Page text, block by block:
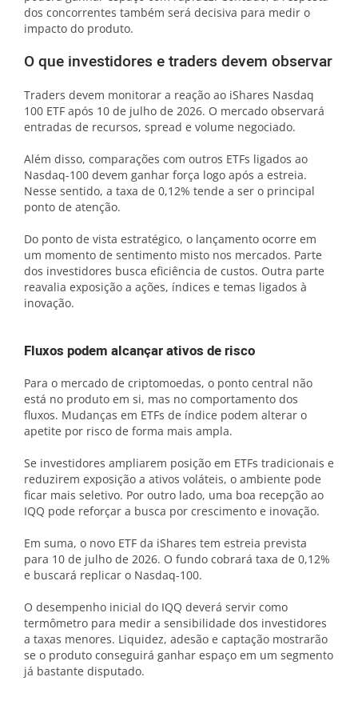
dos concorrentes também será decisiva para medir o
impacto do produto.
O que investidores e traders devem observar
Traders devem monitorar a reação ao iShares Nasdaq
100 ETF após 10 de julho de 2026. O mercado observará
entradas de recursos, spread e volume negociado.
Além disso, comparações com outros ETFs ligados ao
Nasdaq-100 devem ganhar força logo após a estreia.
Nesse sentido, a taxa de 0,12% tende a ser o principal
ponto de atenção.
Do ponto de vista estratégico, o lançamento ocorre em
um momento de sentimento misto nos mercados. Parte
dos investidores busca eficiência de custos. Outra parte
reavalia exposição a ações, índices e temas ligados à
inovação.
Fluxos podem alcançar ativos de risco
Para o mercado de criptomoedas, o ponto central não
está no produto em si, mas no comportamento dos
fluxos. Mudanças em ETFs de índice podem alterar o
apetite por risco de forma mais ampla.
Se investidores ampliarem posição em ETFs tradicionais e
reduzirem exposição a ativos voláteis, o ambiente pode
ficar mais seletivo. Por outro lado, uma boa recepção ao
IQQ pode reforçar a busca por crescimento e inovação.
Em suma, o novo ETF da iShares tem estreia prevista
para 10 de julho de 2026. O fundo cobrará taxa de 0,12%
e buscará replicar o Nasdaq-100.
O desempenho inicial do IQQ deverá servir como
termômetro para medir a sensibilidade dos investidores
a taxas menores. Liquidez, adesão e captação mostrarão
se o produto conseguirá ganhar espaço em um segmento
já bastante disputado.